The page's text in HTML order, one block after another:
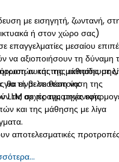
εφαρμογές.
με εισηγητή, ζωντανή,
ή στον χώρο σας)
επαγγελματίες μεσαίου
να αξιοποιήσουν τη δύναμη
και της μάθησης με
τη βελτιστοποίηση της
σε πραγματικές
αυτής της εκπαίδευσης,
θα είναι σε θέση να:
τις αρχές της μηχανικής
και της μάθησης με λίγα
αποτελεσματικές
τεχνικές λίγων